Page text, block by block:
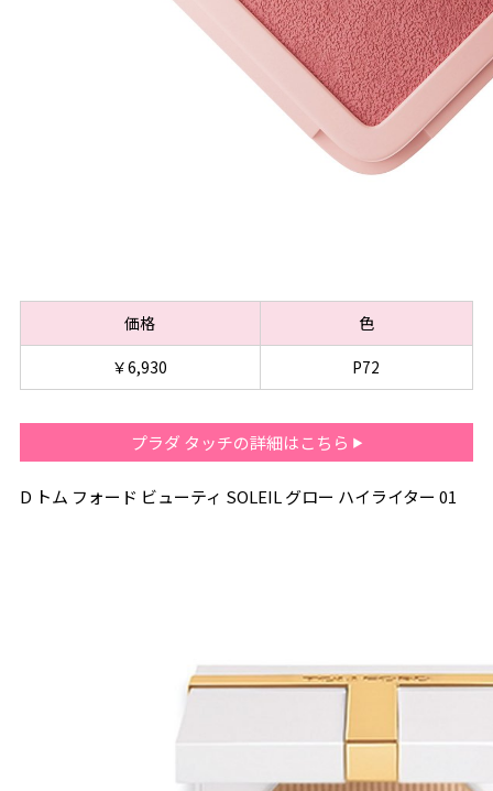
価格
色
￥6,930
P72
プラダ タッチの詳細はこちら
D トム フォード ビューティ SOLEIL グロー ハイライター 01